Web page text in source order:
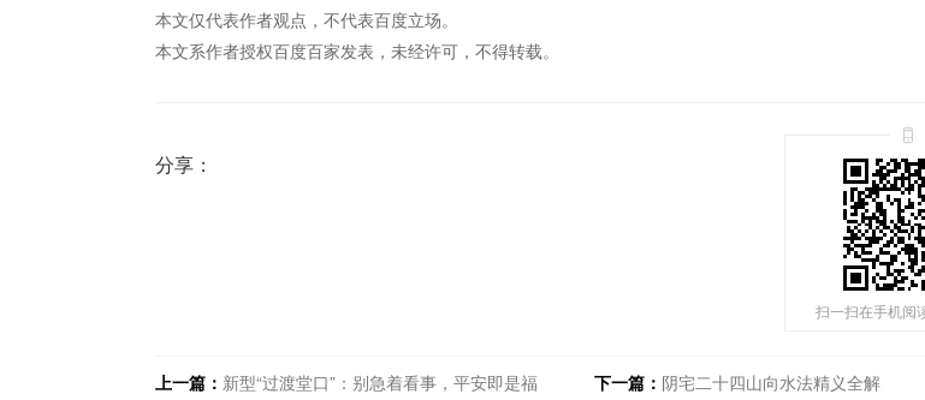
本文仅代表作者观点，不代表百度立场。
本文系作者授权百度百家发表，未经许可，不得转载。
分享：
扫一扫在手机阅
上一篇： 新型“过渡堂口”：别急着看事，平安即是福 下一篇： 阴宅二十四山向水法精义全解